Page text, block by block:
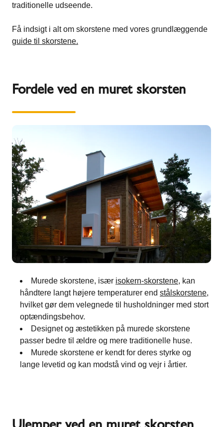
traditionelle udseende.
Få indsigt i alt om skorstene med vores grundlæggende
guide til skorstene.
Fordele ved en muret skorsten
Murede skorstene, især isokern-skorstene, kan
håndtere langt højere temperaturer end stålskorstene,
hvilket gør dem velegnede til husholdninger med stort
optændingsbehov.
Designet og æstetikken på murede skorstene
passer bedre til ældre og mere traditionelle huse.
Murede skorstene er kendt for deres styrke og
lange levetid og kan modstå vind og vejr i årtier.